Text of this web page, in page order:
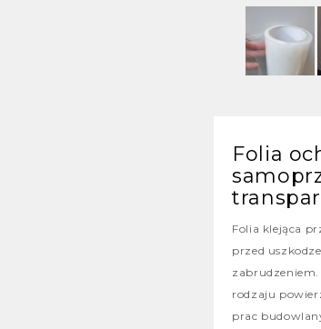
Folia
Folia klejąca
przed
rodzaju
prac